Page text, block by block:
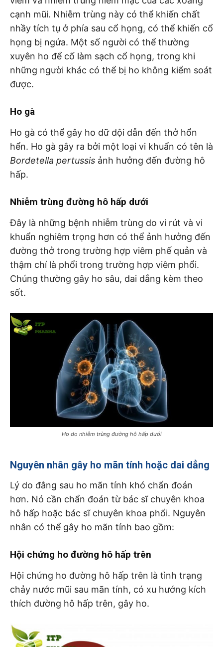
cạnh mũi. Nhiễm trùng này có thể khiến chất
nhầy tích tụ ở phía sau cổ họng, có thể khiến cổ
họng bị ngứa. Một số người có thể thường
xuyên ho để cố làm sạch cổ họng, trong khi
những người khác có thể bị ho không kiểm soát
được.
Ho gà
Ho gà có thể gây ho dữ dội dẫn đến thở hổn
hển. Ho gà gây ra bởi một loại vi khuẩn có tên là
Bordetella pertussis ảnh hưởng đến đường hô
hấp.
Nhiễm trùng đường hô hấp dưới
Đây là những bệnh nhiễm trùng do vi rút và vi
khuẩn nghiêm trọng hơn có thể ảnh hưởng đến
đường thở trong trường hợp viêm phế quản và
thậm chí là phổi trong trường hợp viêm phổi.
Chúng thường gây ho sâu, dai dẳng kèm theo
sốt.
Ho do nhiễm trùng đường hô hấp dưới
Nguyên nhân gây ho mãn tính hoặc dai dẳng
Lý do đằng sau ho mãn tính khó chẩn đoán
hơn. Nó cần chẩn đoán từ bác sĩ chuyên khoa
hô hấp hoặc bác sĩ chuyên khoa phổi. Nguyên
nhân có thể gây ho mãn tính bao gồm:
Hội chứng ho đường hô hấp trên
Hội chứng ho đường hô hấp trên là tình trạng
chảy nước mũi sau mãn tính, có xu hướng kích
thích đường hô hấp trên, gây ho.